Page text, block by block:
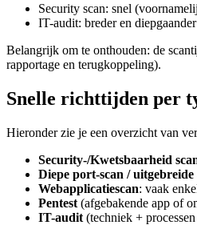
Security scan: snel
IT-audit: breder en
Belangrijk om te onthouden: de
rapportage en terugkoppeling).
Snelle richttijden per
Hieronder zie je een overzicht van
Security-/Kwetsbaarheid
Diepe port-scan /
Webapplicatiescan: vaak
Pentest (afgebakende app of
IT-audit (techniek +